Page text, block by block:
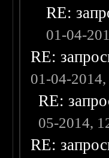
RE:
01-04-
RE:
01-04-
RE:
05-2014,
RE: